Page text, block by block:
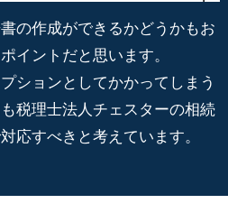
の作成ができるかどうかもお
イントだと思います。
ションとしてかかってしまう
税理士法人チェスターの相続
応すべきと考えています。